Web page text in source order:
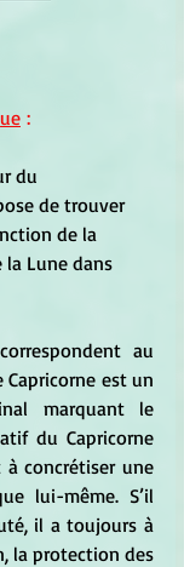
:
du
de trouver
de la
Lune dans
au
Capricorne est un
marquant le
du Capricorne
à concrétiser une
lui-même. S’il
il a toujours à
la protection des